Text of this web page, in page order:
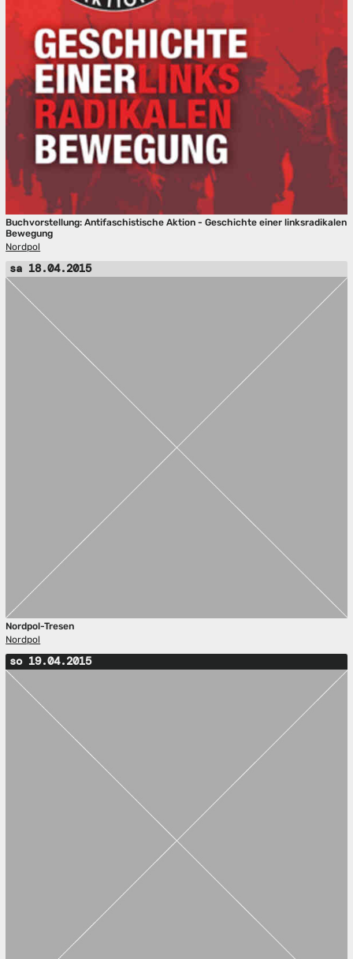
Buchvorstellung: Antifaschistische Aktion - Geschichte einer linksradikalen
Bewegung
Nordpol
sa 18.04.2015
Nordpol-Tresen
Nordpol
so 19.04.2015